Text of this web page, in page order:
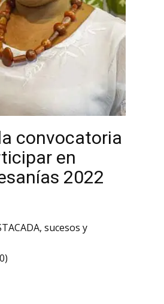
convocatoria
en
2022
, sucesos y